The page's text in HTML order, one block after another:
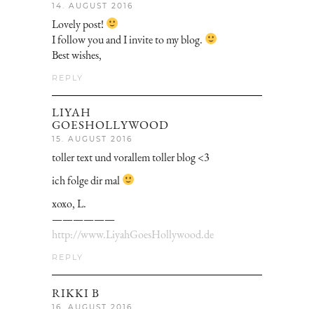
14. AUGUST 2016
Lovely post!
I follow you and I invite to my blog.
Best wishes,
REPLY
LIYAH
GOESHOLLYWOOD
15. AUGUST 2016
toller text und vorallem toller blog <3
ich folge dir mal
xoxo, L.
——————
http://www.LiyahGoesHollywood.de
REPLY
RIKKI B
16. AUGUST 2016